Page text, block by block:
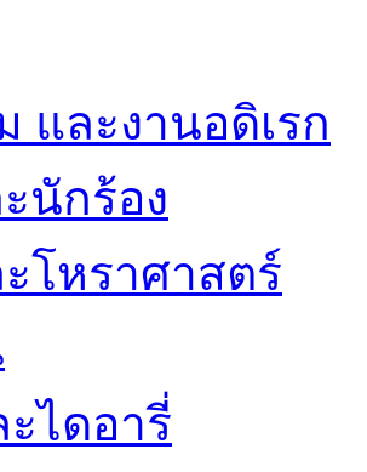
และงานอดิเรก
นักร้อง
โหราศาสตร์
ไดอารี่